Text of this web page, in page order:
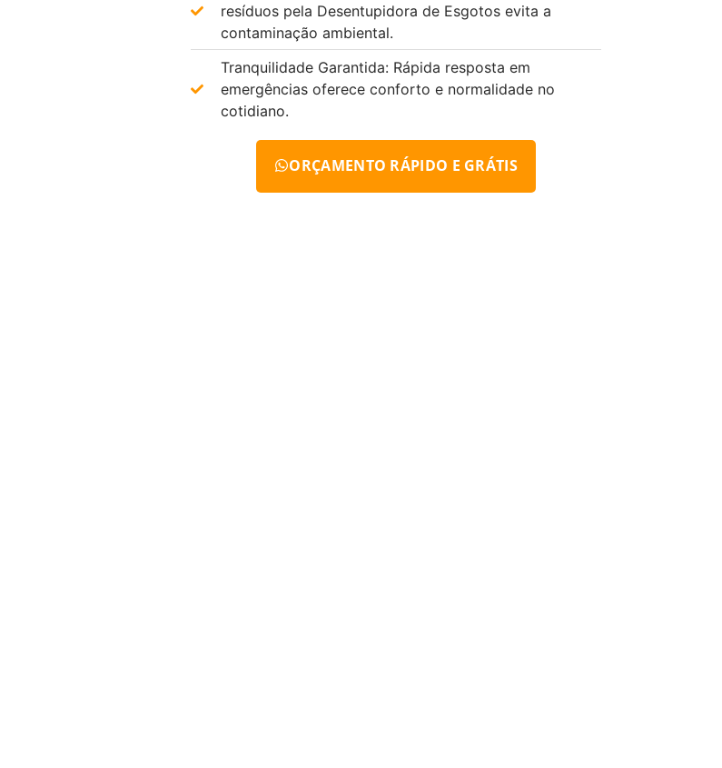
resíduos pela Desentupidora de Esgotos evita a
contaminação ambiental.
Tranquilidade Garantida: Rápida resposta em
emergências oferece conforto e normalidade no
cotidiano.
ORÇAMENTO RÁPIDO E GRÁTIS